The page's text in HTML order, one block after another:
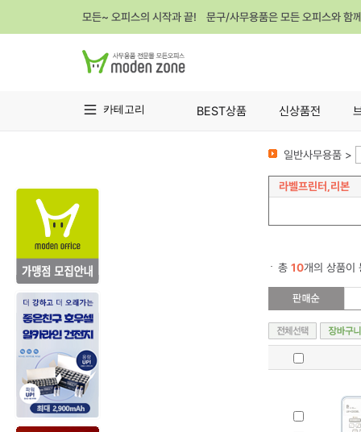
모든~ 오피스의 시작과 끝! 문구/사무용품은 모든 오피스와 함
카테고리 BEST상품 신상품전
일반사무용품 >
라벨프린터,리본
총 10개의 상품이